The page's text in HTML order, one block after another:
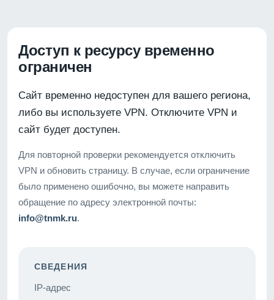
Доступ к ресурсу временно
ограничен
Сайт временно недоступен для вашего региона,
либо вы используете VPN. Отключите VPN и
сайт будет доступен.
Для повторной проверки рекомендуется отключить
VPN и обновить страницу. В случае, если ограничение
было применено ошибочно, вы можете направить
обращение по адресу электронной почты:
info@tnmk.ru.
СВЕДЕНИЯ
IP-адрес